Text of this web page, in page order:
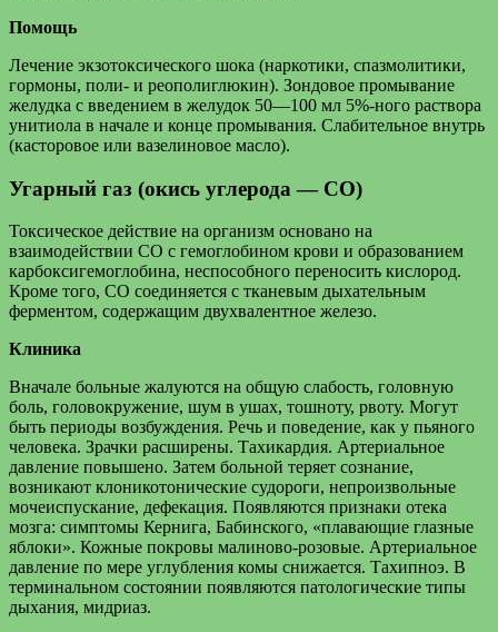
Помощь
Лечение экзотоксического шока (наркотики, спазмолитики,
гормоны, поли- и реополиглюкин). Зондовое промывание
желудка с введением в желудок 50—100 мл 5%-ного раствора
унитиола в начале и конце промывания. Слабительное внутрь
(касторовое или вазелиновое масло).
Угарный газ (окись углерода — СО)
Токсическое действие на организм основано на
взаимодействии СО с гемоглобином крови и образованием
карбоксигемоглобина, неспособного переносить кислород.
Кроме того, СО соединяется с тканевым дыхательным
ферментом, содержащим двухвалентное железо.
Клиника
Вначале больные жалуются на общую слабость, головную
боль, головокружение, шум в ушах, тошноту, рвоту. Могут
быть периоды возбуждения. Речь и поведение, как у пьяного
человека. Зрачки расширены. Тахикардия. Артериальное
давление повышено. Затем больной теряет сознание,
возникают клоникотонические судороги, непроизвольные
мочеиспускание, дефекация. Появляются признаки отека
мозга: симптомы Кернига, Бабинского, «плавающие глазные
яблоки». Кожные покровы малиново-розовые. Артериальное
давление по мере углубления комы снижается. Тахипноэ. В
терминальном состоянии появляются патологические типы
дыхания, мидриаз.